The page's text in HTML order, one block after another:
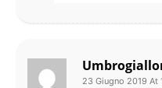
23 Giugno 2019 At